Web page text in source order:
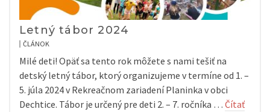
Letný tábor 2024
ČLÁNOK
Milé deti! Opäť sa tento rok môžete s nami tešiť na
detský letný tábor, ktorý organizujeme v termíne od 1. –
5. júla 2024 v Rekreačnom zariadení Planinka v obci
Dechtice. Tábor je určený pre deti 2. – 7. ročníka … Čítať